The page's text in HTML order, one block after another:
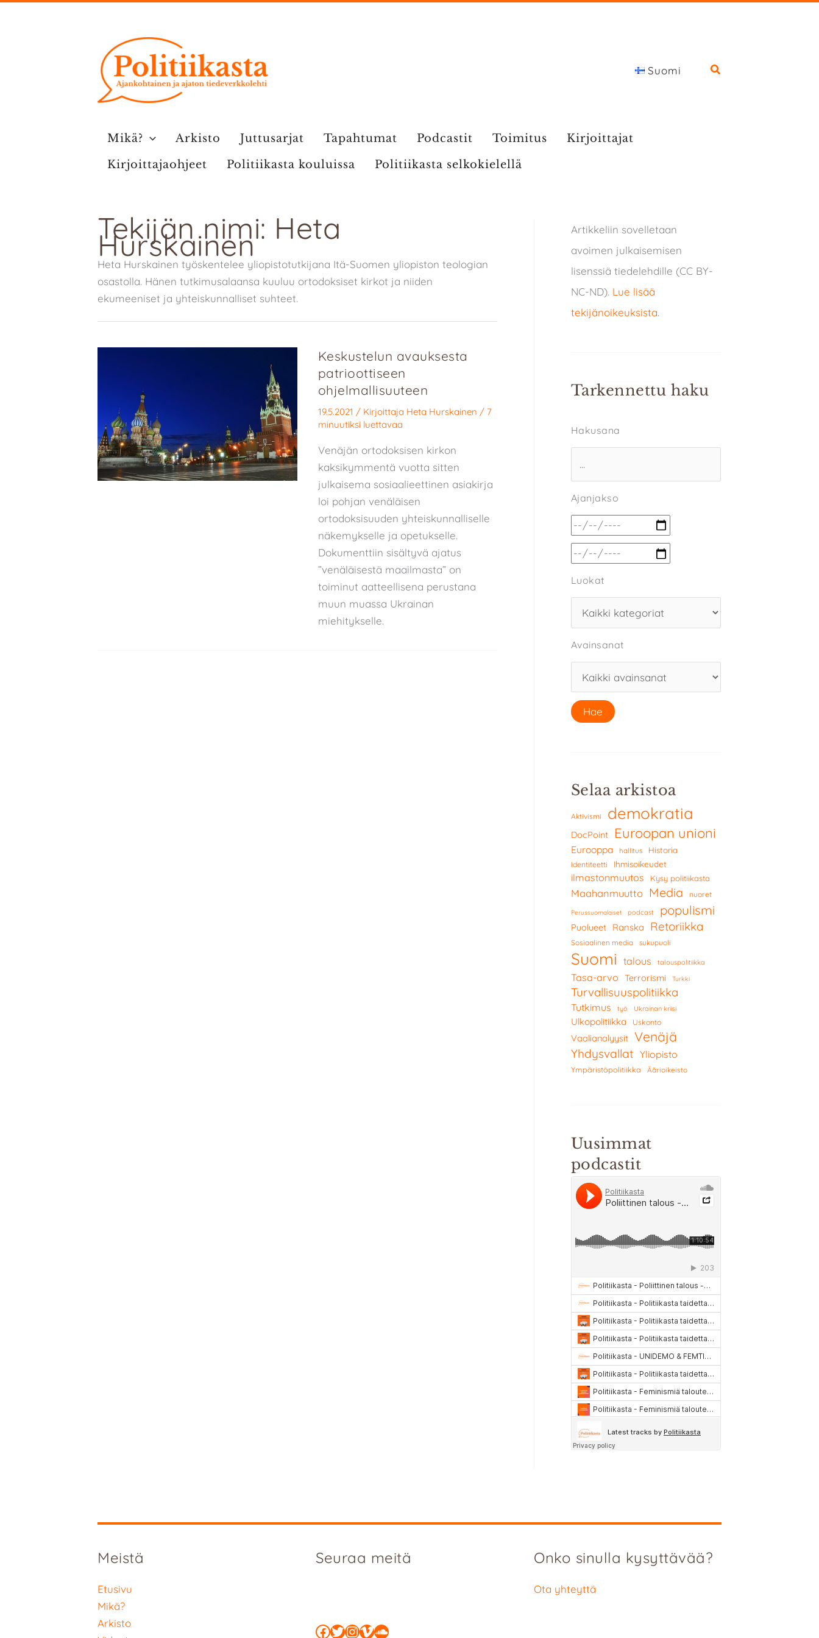
Suomi
Mikä? Arkisto Juttusarjat Tapahtumat Podcastit Toimitus
Kirjoittajat
Kirjoittajaohjeet
Politiikasta kouluissa Politiikasta selkokielellä
Tekijän nimi: Heta
Hurskainen
Heta Hurskainen työskentelee yliopistotutkijana Itä-Suomen yliopiston teologian
osastolla. Hänen tutkimusalaansa kuuluu ortodoksiset kirkot ja niiden
ekumeeniset ja yhteiskunnalliset suhteet.
Keskustelun avauksesta
patrioottiseen
ohjelmallisuuteen
19.5.2021 / Kirjoittaja Heta Hurskainen / 7
minuutiksi luettavaa
Venäjän ortodoksisen kirkon
kaksikymmentä vuotta sitten
julkaisema sosiaalieettinen asiakirja
loi pohjan venäläisen
ortodoksisuuden yhteiskunnalliselle
näkemykselle ja opetukselle.
Dokumenttiin sisältyvä ajatus
”venäläisestä maailmasta” on
toiminut aatteellisena perustana
muun muassa Ukrainan
miehitykselle.
Artikkeliin sovelletaan
avoimen julkaisemisen
lisenssiä tiedelehdille (CC BY-
NC-ND). Lue lisää
tekijänoikeuksista.
Tarkennettu haku
Hakusana
Ajanjakso
Luokat
Avainsanat
Selaa arkistoa
Aktivismi demokratia
DocPoint Euroopan unioni
Eurooppa hallitus Historia
Identiteetti Ihmisoikeudet
ilmastonmuutos Kysy politiikasta
Maahanmuutto Media nuoret
Perussuomalaiset podcast populismi
Puolueet Ranska Retoriikka
Sosiaalinen media sukupuoli
Suomi talous talouspolitiikka
Tasa-arvo Terrorismi Turkki
Turvallisuuspolitiikka
Tutkimus työ Ukrainan kriisi
Ulkopolitiikka Uskonto
Vaalianalyysit Venäjä
Yhdysvallat Yliopisto
Ympäristöpolitiikka Äärioikeisto
Uusimmat
podcastit
Meistä
Etusivu
Mikä?
Arkisto
Seuraa meitä
Facebook
Twitter
Instagram
Vimeo
SoundCloud
Onko sinulla kysyttävää?
Ota yhteyttä